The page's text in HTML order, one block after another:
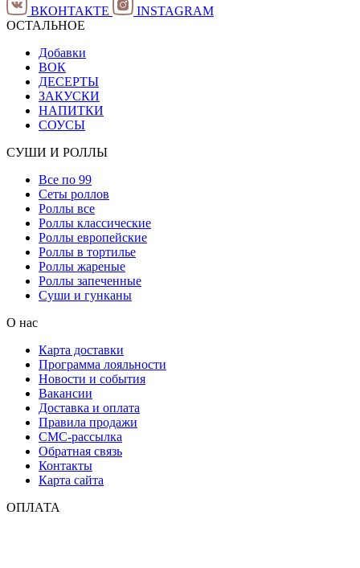
ВКОНТАКТЕ
INSTAGRAM
ОСТАЛЬНОЕ
Добавки
ВОК
ДЕСЕРТЫ
ЗАКУСКИ
НАПИТКИ
СОУСЫ
СУШИ И РОЛЛЫ
Все по 99
Сеты роллов
Роллы все
Роллы классические
Роллы европейские
Роллы в тортилье
Роллы жареные
Роллы запеченные
Суши и гунканы
О нас
Карта доставки
Программа лояльности
Новости и события
Вакансии
Доставка и оплата
Правила продажи
СМС-рассылка
Обратная связь
Контакты
Карта сайта
ОПЛАТА